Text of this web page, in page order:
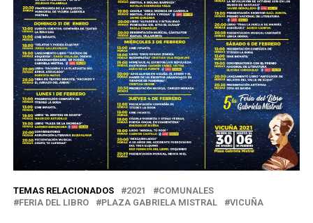
TEMAS RELACIONADOS 2021
COMUNALES
FERIA DEL LIBRO
PLAZA GABRIELA MISTRAL VICUÑA